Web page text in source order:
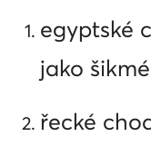
egyptské
jako
řecké